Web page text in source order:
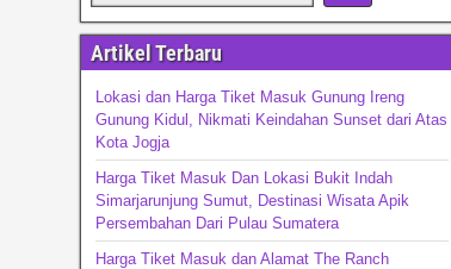
Artikel Terbaru
Lokasi dan Harga Tiket Masuk Gunung Ireng
Gunung Kidul, Nikmati Keindahan Sunset dari Atas
Kota Jogja
Harga Tiket Masuk Dan Lokasi Bukit Indah
Simarjarunjung Sumut, Destinasi Wisata Apik
Persembahan Dari Pulau Sumatera
Harga Tiket Masuk dan Alamat The Ranch